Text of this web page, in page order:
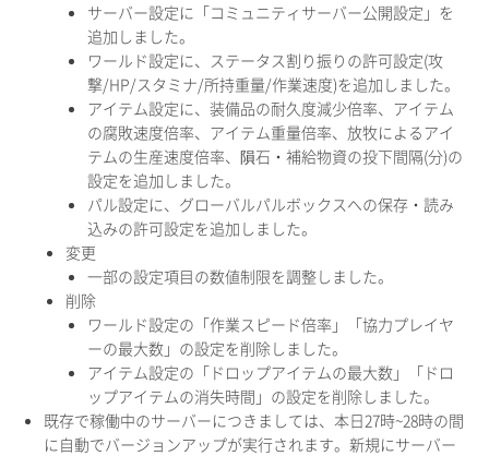
サーバー設定に「コミュニティサーバー公開設定」を
追加しました。
ワールド設定に、ステータス割り振りの許可設定(攻
撃/HP/スタミナ/所持重量/作業速度)を追加しました。
アイテム設定に、装備品の耐久度減少倍率、アイテム
の腐敗速度倍率、アイテム重量倍率、放牧によるアイ
テムの生産速度倍率、隕石・補給物資の投下間隔(分)の
設定を追加しました。
パル設定に、グローバルパルボックスへの保存・読み
込みの許可設定を追加しました。
変更
一部の設定項目の数値制限を調整しました。
削除
ワールド設定の「作業スピード倍率」「協力プレイヤ
ーの最大数」の設定を削除しました。
アイテム設定の「ドロップアイテムの最大数」「ドロ
ップアイテムの消失時間」の設定を削除しました。
既存で稼働中のサーバーにつきましては、本日27時~28時の間
に自動でバージョンアップが実行されます。新規にサーバー